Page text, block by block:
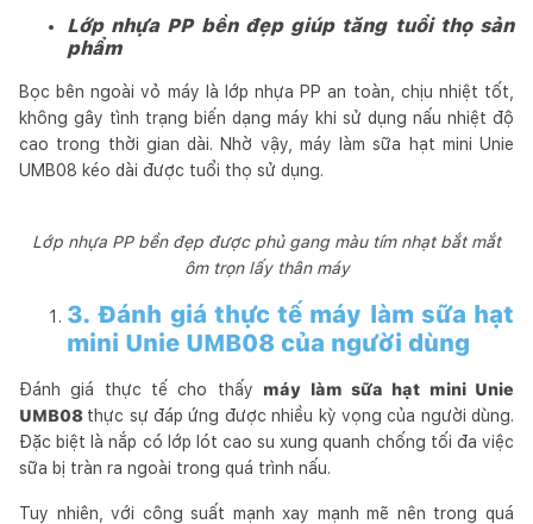
Lớp nhựa PP bền đẹp giúp tăng tuổi thọ sản
phẩm
Bọc bên ngoài vỏ máy là lớp nhựa PP an toàn, chịu nhiệt tốt,
không gây tình trạng biến dạng máy khi sử dụng nấu nhiệt độ
cao trong thời gian dài. Nhờ vậy, máy làm sữa hạt mini Unie
UMB08 kéo dài được tuổi thọ sử dụng.
Lớp nhựa PP bền đẹp được phủ gang màu tím nhạt bắt mắt
ôm trọn lấy thân máy
3. Đánh giá thực tế máy làm sữa hạt
mini Unie UMB08 của người dùng
Đánh giá thực tế cho thấy máy làm sữa hạt mini Unie
UMB08 thực sự đáp ứng được nhiều kỳ vọng của người dùng.
Đặc biệt là nắp có lớp lót cao su xung quanh chống tối đa việc
sữa bị tràn ra ngoài trong quá trình nấu.
Tuy nhiên, với công suất mạnh xay mạnh mẽ nên trong quá